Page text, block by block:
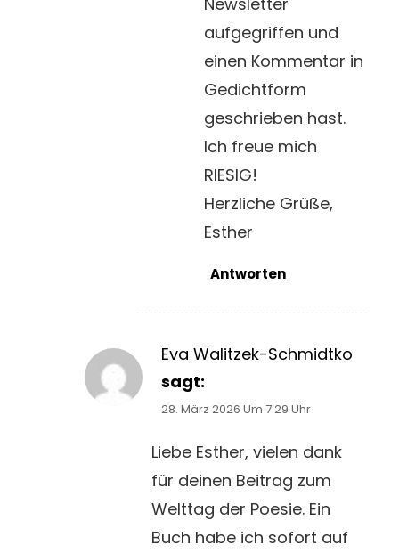
aufgegriffen und
einen Kommentar in
Gedichtform
geschrieben hast.
Ich freue mich
RIESIG!
Herzliche Grüße,
Esther
Antworten
Eva Walitzek-Schmidtko
sagt:
28. März 2026 Um 7:29 Uhr
Liebe Esther, vielen dank
für deinen Beitrag zum
Welttag der Poesie. Ein
Buch habe ich sofort auf